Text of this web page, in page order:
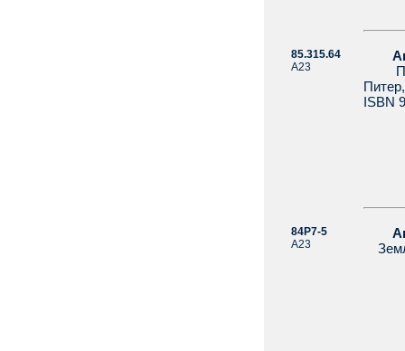
85.315.64
А23
ISBN
84Р7-5
А23